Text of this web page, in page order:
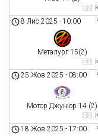
8 Лис 2025 -10:00
Металург 15(2)
25 Жов 2025 - 08:00
Мотор Джуніор 14 (2)
18 Жов 2025 -17:00